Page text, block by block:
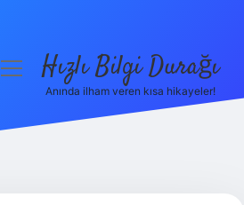
menüyüHızlı Bilgi Durağı
Anında ilham veren kısa hikayeler!